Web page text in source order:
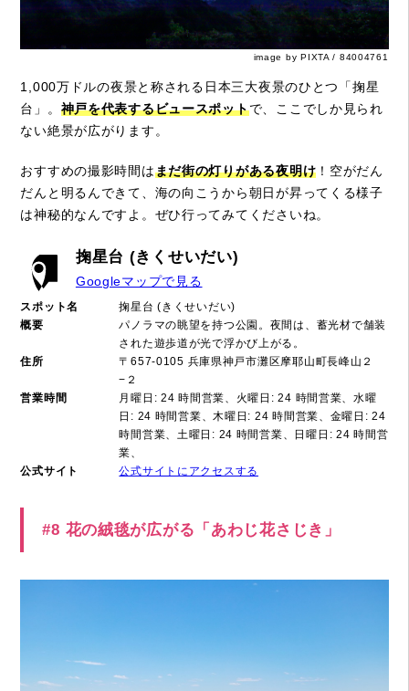
image by PIXTA / 84004761
1,000万ドルの夜景と称される日本三大夜景のひとつ「掬星
台」。 神戸を代表するビュースポットで、ここでしか見られ
ない絶景が広がります。
おすすめの撮影時間はまだ街の灯りがある夜明け ！空がだん
だんと明るんできて、海の向こうから朝日が昇ってくる様子
は神秘的なんですよ。ぜひ行ってみてくださいね。
掬星台 (きくせいだい)
Googleマップで見る
スポット名
掬星台 (きくせいだい)
概要
パノラマの眺望を持つ公園。夜間は、蓄光材で舗装
された遊歩道が光で浮かび上がる。
住所
〒657-0105 兵庫県神戸市灘区摩耶山町長峰山２
−２
営業時間
月曜日: 24 時間営業、火曜日: 24 時間営業、水曜
日: 24 時間営業、木曜日: 24 時間営業、金曜日: 24
時間営業、土曜日: 24 時間営業、日曜日: 24 時間営
業、
公式サイト
公式サイトにアクセスする
#8 花の絨毯が広がる「あわじ花さじき」